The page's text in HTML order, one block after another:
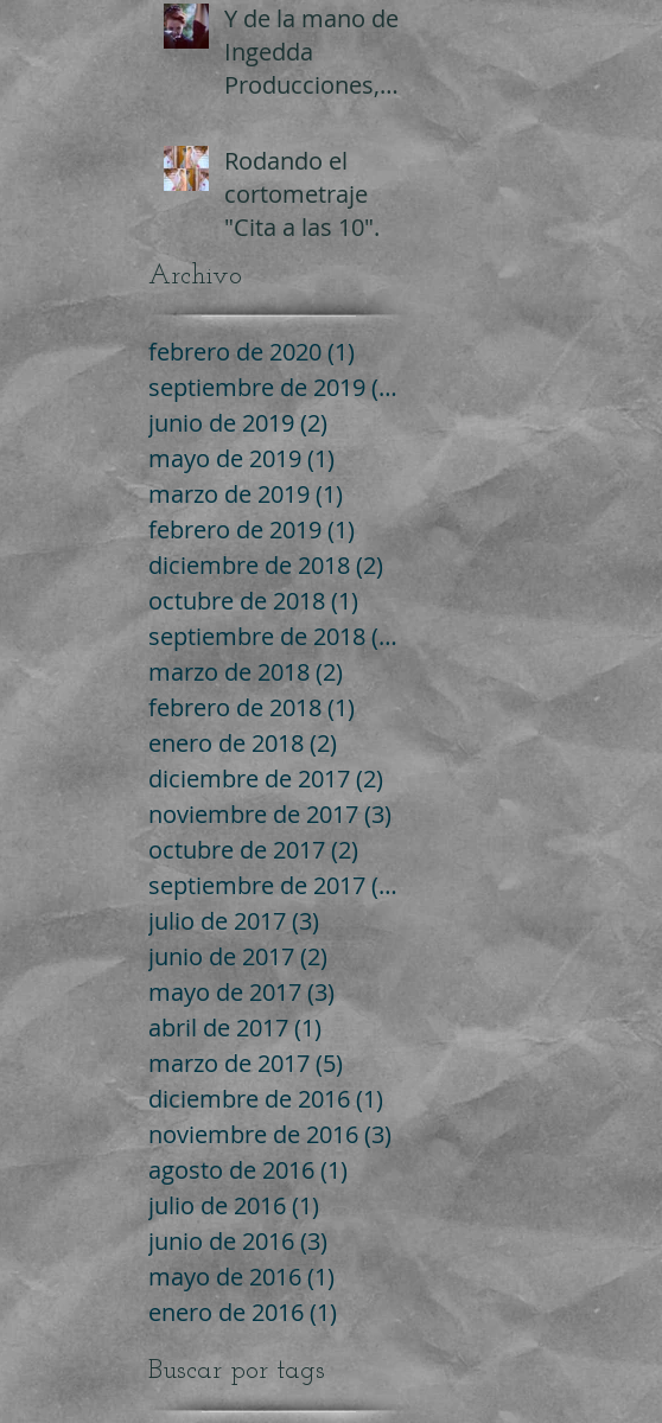
Y de la mano de
Ingedda
Producciones,
llega el rodaje de
"La vida sin mi",
rodado íntegram
Rodando el
cortometraje
"Cita a las 10".
Archivo
febrero de 2020(1) 1 entrada
septiembre de 2019(1)
1 entrada
junio de 2019(2) 2 entradas
mayo de 2019(1)
marzo de 2019(1) 1 entrada
febrero de 2019(1) 1 entrada
diciembre de 2018(2) 2 entradas
octubre de 2018(1)1 entrada
septiembre de 2018(1)
1 entrada
marzo de 2018(2)
febrero de 2018(1) 1 entrada
enero de 2018(2) 2 entradas
diciembre de 2017(2)
noviembre de 2017(3)
octubre de 2017(2)
septiembre de 2017(4)
4 entradas
julio de 2017 (3) 3 entradas
junio de 2017(2)
mayo de 2017(3)3 entradas
abril de 2017(1)
marzo de 2017(5)5 entradas
diciembre de 2016(1) 1 entrada
noviembre de 2016(3)3 entradas
agosto de 2016(1)
julio de 2016 (1)
junio de 2016(3)
mayo de 2016(1) 1 entrada
enero de 2016(1) 1 entrada
Buscar por tags